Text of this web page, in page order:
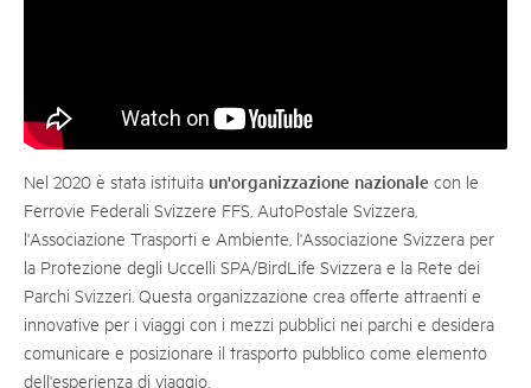
Nel 2020 è stata istituita un'organizzazione nazionale con le
Ferrovie Federali Svizzere FFS, AutoPostale Svizzera,
l'Associazione Trasporti e Ambiente, l'Associazione Svizzera per
la Protezione degli Uccelli SPA/BirdLife Svizzera e la Rete dei
Parchi Svizzeri. Questa organizzazione crea offerte attraenti e
innovative per i viaggi con i mezzi pubblici nei parchi e desidera
comunicare e posizionare il trasporto pubblico come elemento
dell'esperienza di viaggio.